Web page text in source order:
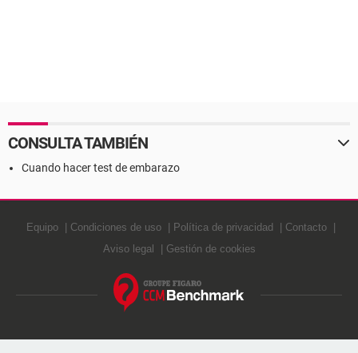
CONSULTA TAMBIÉN
Cuando hacer test de embarazo
Equipo Condiciones de uso Política de privacidad
Contacto
Aviso legal
Gestión de cookies